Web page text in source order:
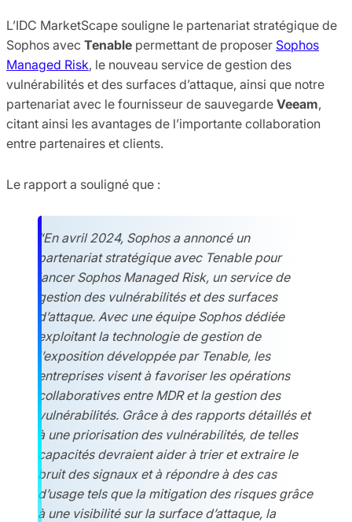
L’IDC MarketScape souligne le partenariat stratégique de
Sophos avec Tenable permettant de proposer Sophos
Managed Risk, le nouveau service de gestion des
vulnérabilités et des surfaces d’attaque, ainsi que notre
partenariat avec le fournisseur de sauvegarde Veeam,
citant ainsi les avantages de l’importante collaboration
entre partenaires et clients.
Le rapport a souligné que :
“En avril 2024, Sophos a annoncé un
partenariat stratégique avec Tenable pour
lancer Sophos Managed Risk, un service de
gestion des vulnérabilités et des surfaces
d’attaque. Avec une équipe Sophos dédiée
exploitant la technologie de gestion de
l’exposition développée par Tenable, les
entreprises visent à favoriser les opérations
collaboratives entre MDR et la gestion des
vulnérabilités. Grâce à des rapports détaillés et
à une priorisation des vulnérabilités, de telles
capacités devraient aider à trier et extraire le
bruit des signaux et à répondre à des cas
d’usage tels que la mitigation des risques grâce
à une visibilité sur la surface d’attaque, la